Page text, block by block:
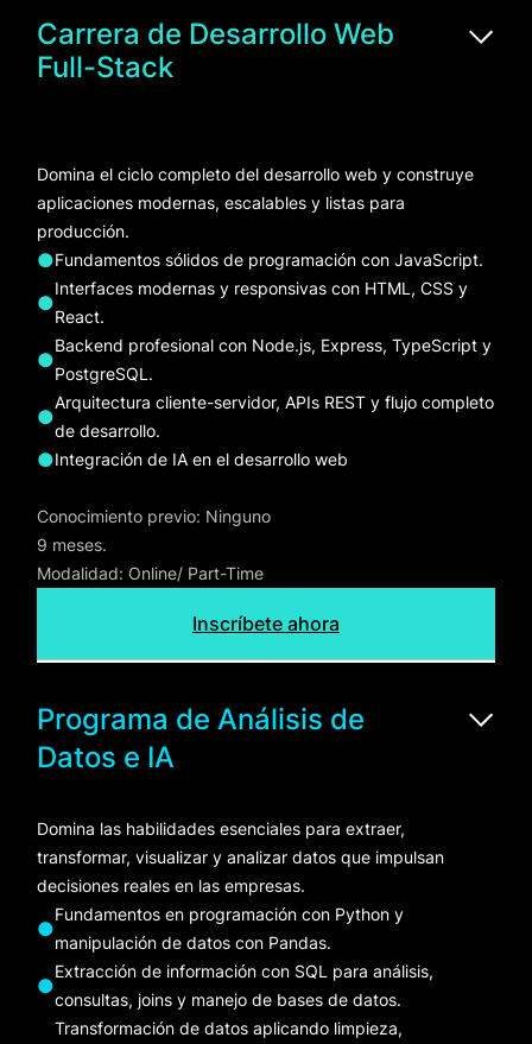
Carrera de Desarrollo Web
Full-Stack
Domina el ciclo completo del desarrollo web y construye
aplicaciones modernas, escalables y listas para
producción.
●Fundamentos sólidos de programación con JavaScript.
●
Interfaces modernas y responsivas con HTML, CSS y
React.
●
Backend profesional con Node.js, Express, TypeScript y
PostgreSQL.
●
Arquitectura cliente-servidor, APIs REST y flujo completo
de desarrollo.
●Integración de IA en el desarrollo web
Conocimiento previo: Ninguno
9 meses.
Modalidad: Online/ Part-Time
Inscríbete ahora
Programa de Análisis de
Datos e IA
Domina las habilidades esenciales para extraer,
transformar, visualizar y analizar datos que impulsan
decisiones reales en las empresas.
●
Fundamentos en programación con Python y
manipulación de datos con Pandas.
●
Extracción de información con SQL para análisis,
consultas, joins y manejo de bases de datos.
Transformación de datos aplicando limpieza,